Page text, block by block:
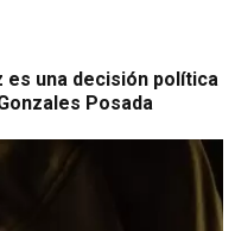
es una decisión política
Posada